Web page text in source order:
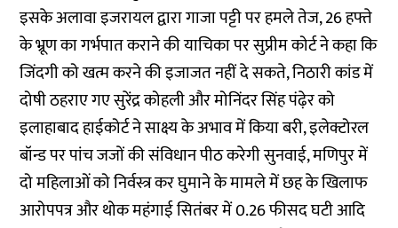
इसके अलावा इजरायल द्वारा गाजा पट्टी पर हमले तेज, 26 हफ्ते
के भ्रूण का गर्भपात कराने की याचिका पर सुप्रीम कोर्ट ने कहा कि
जिंदगी को खत्म करने की इजाजत नहीं दे सकते, निठारी कांड में
दोषी ठहराए गए सुरेंद्र कोहली और मोनिंदर सिंह पंढ़ेर को
इलाहाबाद हाईकोर्ट ने साक्ष्य के अभाव में किया बरी, इलेक्टोरल
बॉन्ड पर पांच जजों की संविधान पीठ करेगी सुनवाई, मणिपुर में
दो महिलाओं को निर्वस्त्र कर घुमाने के मामले में छह के खिलाफ
आरोपपत्र और थोक महंगाई सितंबर में 0.26 फीसद घटी आदि